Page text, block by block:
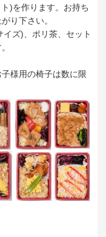
)を作ります。お持ち
り下さい。
ズ)、ポリ茶、セット
様用の椅子は数に限